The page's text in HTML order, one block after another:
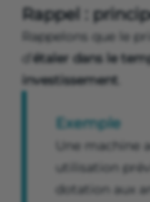
Rappel :
Rappelons que le
d’ étaler dans le
investissement
Exemple
Une machine
utilisation
dotation aux